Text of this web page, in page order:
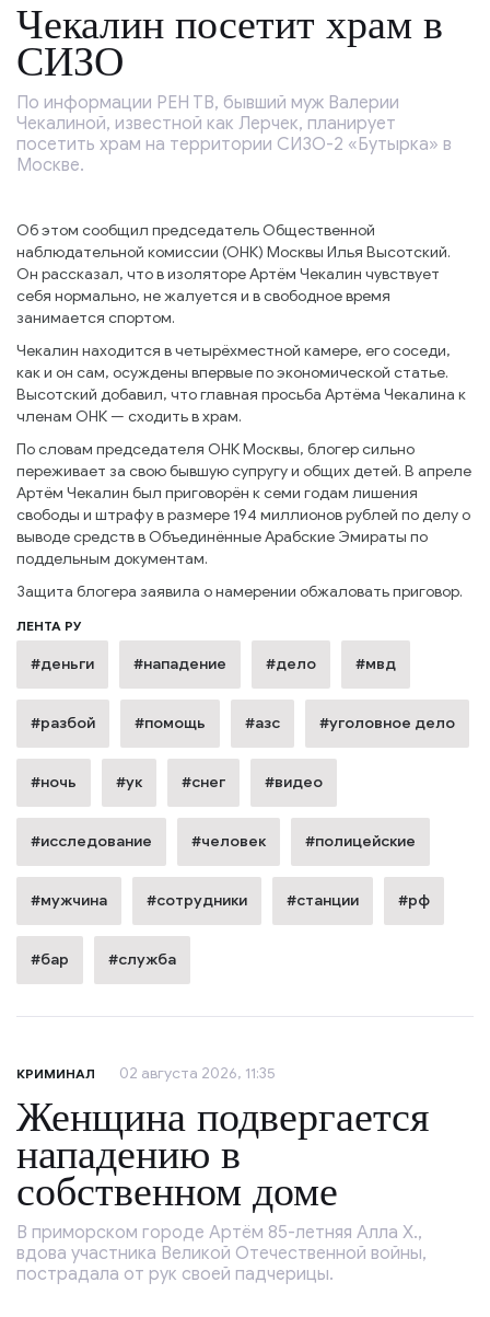
Чекалин посетит храм в
СИЗО
По информации РЕН ТВ, бывший муж Валерии
Чекалиной, известной как Лерчек, планирует
посетить храм на территории СИЗО-2 «Бутырка» в
Москве.
Об этом сообщил председатель Общественной
наблюдательной комиссии (ОНК) Москвы Илья Высотский.
Он рассказал, что в изоляторе Артём Чекалин чувствует
себя нормально, не жалуется и в свободное время
занимается спортом.
Чекалин находится в четырёхместной камере, его соседи,
как и он сам, осуждены впервые по экономической статье.
Высотский добавил, что главная просьба Артёма Чекалина к
членам ОНК — сходить в храм.
По словам председателя ОНК Москвы, блогер сильно
переживает за свою бывшую супругу и общих детей. В апреле
Артём Чекалин был приговорён к семи годам лишения
свободы и штрафу в размере 194 миллионов рублей по делу о
выводе средств в Объединённые Арабские Эмираты по
поддельным документам.
Защита блогера заявила о намерении обжаловать приговор.
ЛЕНТА РУ
#деньги #нападение #дело #мвд
#разбой #помощь #азс #уголовное дело
#ночь #ук #снег #видео
#исследование #человек #полицейские
#мужчина #сотрудники #станции #рф
#бар #служба
КРИМИНАЛ 02 августа 2026, 11:35
Женщина подвергается
нападению в
собственном доме
В приморском городе Артём 85-летняя Алла Х.,
вдова участника Великой Отечественной войны,
пострадала от рук своей падчерицы.